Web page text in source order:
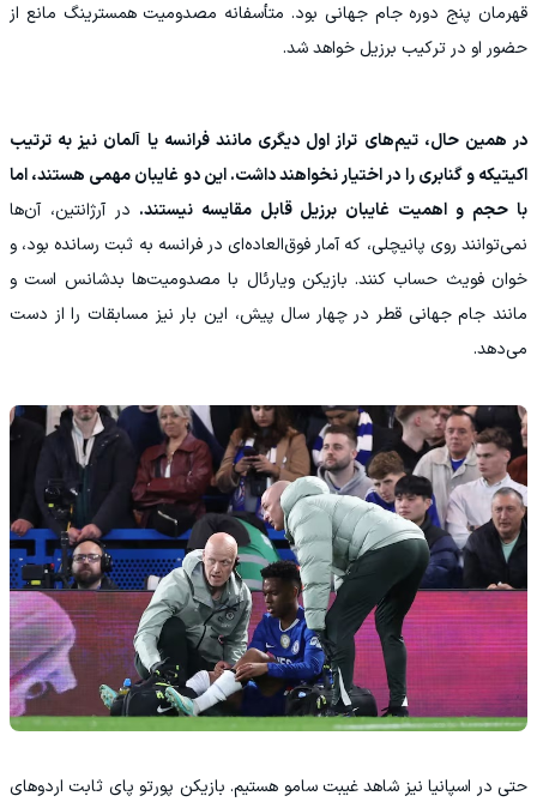
قهرمان پنج دوره جام جهانی بود. متأسفانه مصدومیت همسترینگ مانع از
حضور او در ترکیب برزیل خواهد شد.
در همین حال، تیم‌های تراز اول دیگری مانند فرانسه یا آلمان نیز به ترتیب
اکیتیکه و گنابری را در اختیار نخواهند داشت. این دو غایبان مهمی هستند، اما
با حجم و اهمیت غایبان برزیل قابل مقایسه نیستند. در آرژانتین، آن‌ها
نمی‌توانند روی پانیچلی، که آمار فوق‌العاده‌ای در فرانسه به ثبت رسانده بود، و
خوان فویث حساب کنند. بازیکن ویارئال با مصدومیت‌ها بدشانس است و
مانند جام جهانی قطر در چهار سال پیش، این بار نیز مسابقات را از دست
می‌دهد.
حتی در اسپانیا نیز شاهد غیبت سامو هستیم. بازیکن پورتو پای ثابت اردوهای